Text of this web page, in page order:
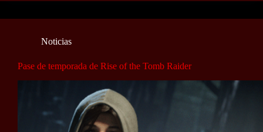
Noticias
Pase de temporada de Rise of the Tomb Raider